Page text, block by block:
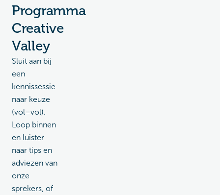
Programma
Creative
Valley
Sluit aan bij
een
kennissessie
naar keuze
(vol=vol).
Loop binnen
en luister
naar tips en
adviezen van
onze
sprekers, of